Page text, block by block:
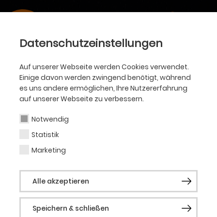
Datenschutzeinstellungen
Auf unserer Webseite werden Cookies verwendet.
Einige davon werden zwingend benötigt, während
es uns andere ermöglichen, Ihre Nutzererfahrung
auf unserer Webseite zu verbessern.
Notwendig
Statistik
Marketing
Alle akzeptieren
Speichern & schließen